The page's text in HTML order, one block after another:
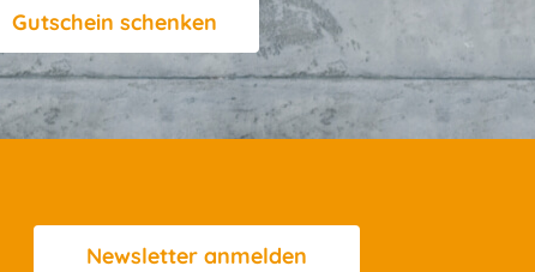
Gutschein schenken
Newsletter anmelden